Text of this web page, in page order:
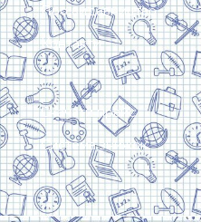
Про видавництво
Контакти
Скачати прайс
Система знижок